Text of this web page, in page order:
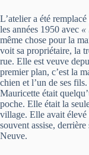
L’atelier a été
les années 1950 avec «
même chose pour la
voit sa propriétaire, la
rue. Elle est veuve
premier plan, c’est la
chien et l’un de ses
Mauricette était
poche. Elle était la
village. Elle avait
souvent assise,
Neuve.